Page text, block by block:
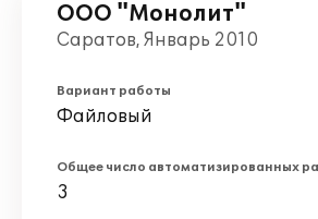
ООО "Монолит"
Саратов, Январь 2010
Вариант работы
Файловый
Общее число автоматизированных
3